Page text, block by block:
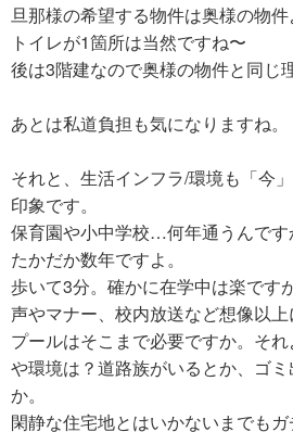
旦那様の希望する物件は奥様の物件
トイレが1箇所は当然ですね〜
後は3階建なので奥様の物件と同じ
あとは私道負担も気になりますね。
それと、生活インフラ/環境も「今
印象です。
保育園や小中学校…何年通うんです
たかだか数年ですよ。
歩いて3分。確かに在学中は楽です
声やマナー、校内放送など想像以
プールはそこまで必要ですか。そ
や環境は？道路族がいるとか、ゴ
か。
閑静な住宅地とはいかないまでも